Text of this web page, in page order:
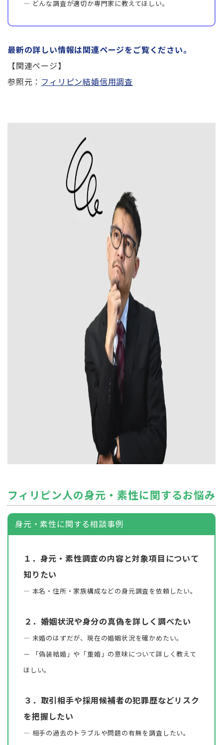
― どんな調査が適切か専門家に教えてほしい。
最新の詳しい情報は関連ページをご覧ください。
【関連ページ】
参照元： フィリピン結婚信用調査
フィリピン人の身元・素性に関するお悩み
身元・素性に関する相談事例
１．身元・素性調査の内容と対象項目について
知りたい
― 本名・住所・家族構成などの身元調査を依頼したい。
２．婚姻状況や身分の真偽を詳しく調べたい
― 未婚のはずだが、現在の婚姻状況を確かめたい。
－ 「偽装結婚」や「重婚」の意味について詳しく教えて
ほしい。
３．取引相手や採用候補者の犯罪歴などリスク
を把握したい
― 相手の過去のトラブルや問題の有無を調査したい。